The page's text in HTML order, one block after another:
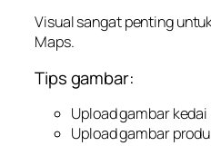
Visual sangat penting
Maps.
Tips gambar:
Upload gambar
Upload gambar